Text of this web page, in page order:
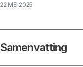
22 MEI 2025
Samenvatting